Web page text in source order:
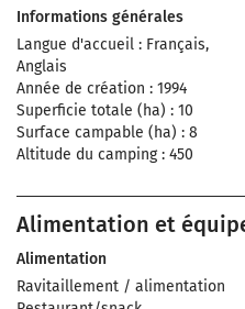
Informations générales
Langue d'accueil : Français,
Anglais
Année de création : 1994
Superficie totale (ha) : 10
Surface campable (ha) : 8
Altitude du camping : 450
Alimentation et
Alimentation
Ravitaillement / alimentation